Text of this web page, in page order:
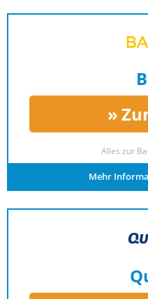
Alles zur
Mehr